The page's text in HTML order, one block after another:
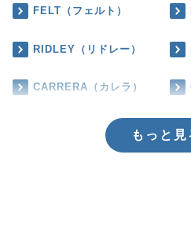
FELT（フェルト）
RIDLEY（リドレー）
CARRERA（カレラ）
もっと見